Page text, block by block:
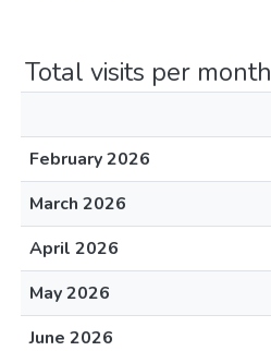
Total visits per month
February 2026
March 2026
April 2026
May 2026
June 2026